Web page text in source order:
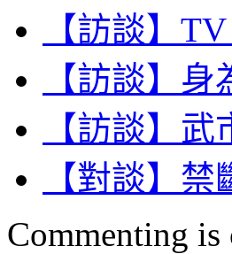
【訪談】
【訪談】
【訪談】
【對談】
Commenting